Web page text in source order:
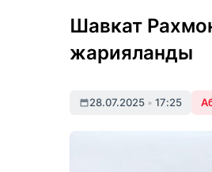
Шавкат
жарияланды
28.07.2025 • 17:25